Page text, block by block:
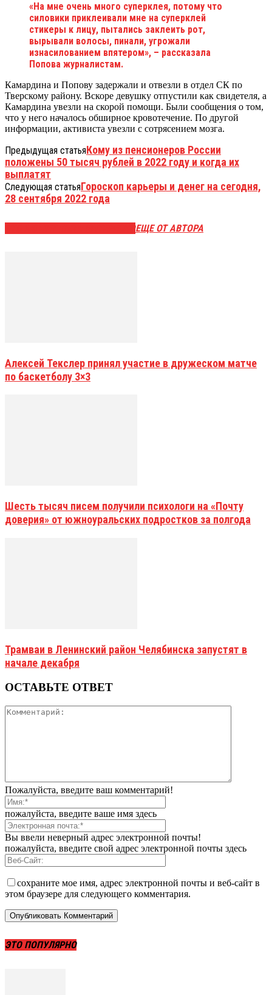
«На мне очень много суперклея, потому что
силовики приклеивали мне на суперклей
стикеры к лицу, пытались заклеить рот,
вырывали волосы, пинали, угрожали
изнасилованием впятером», – рассказала
Попова журналистам.
Камардина и Попову задержали и отвезли в отдел СК по
Тверскому району. Вскоре девушку отпустили как свидетеля, а
Камардина увезли на скорой помощи. Были сообщения о том,
что у него началось обширное кровотечение. По другой
информации, активиста увезли с сотрясением мозга.
Предыдущая статьяКому из пенсионеров России
положены 50 тысяч рублей в 2022 году и когда их
выплатят
Следующая статьяГороскоп карьеры и денег на сегодня,
28 сентября 2022 года
ЕЩЕ ОТ АВТОРА
Алексей Текслер принял участие в дружеском матче
по баскетболу 3×3
Шесть тысяч писем получили психологи на «Почту
доверия» от южноуральских подростков за полгода
Трамваи в Ленинский район Челябинска запустят в
начале декабря
ОСТАВЬТЕ ОТВЕТ
Пожалуйста, введите ваш комментарий!
пожалуйста, введите ваше имя здесь
Вы ввели неверный адрес электронной почты!
пожалуйста, введите свой адрес электронной почты здесь
сохраните мое имя, адрес электронной почты и веб-сайт в
этом браузере для следующего комментария.
ЭТО ПОПУЛЯРНО